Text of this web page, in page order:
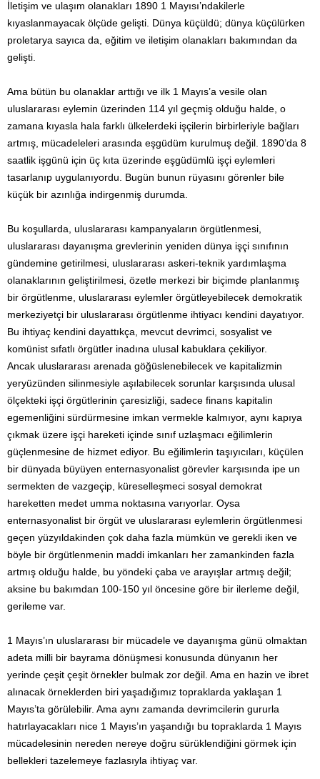
İletişim ve ulaşım olanakları 1890 1 Mayısı’ndakilerle
kıyaslanmayacak ölçüde gelişti. Dünya küçüldü; dünya küçülürken
proletarya sayıca da, eğitim ve iletişim olanakları bakımından da
gelişti.
Ama bütün bu olanaklar arttığı ve ilk 1 Mayıs’a vesile olan
uluslararası eylemin üzerinden 114 yıl geçmiş olduğu halde, o
zamana kıyasla hala farklı ülkelerdeki işçilerin birbirleriyle bağları
artmış, mücadeleleri arasında eşgüdüm kurulmuş değil. 1890’da 8
saatlik işgünü için üç kıta üzerinde eşgüdümlü işçi eylemleri
tasarlanıp uygulanıyordu. Bugün bunun rüyasını görenler bile
küçük bir azınlığa indirgenmiş durumda.
Bu koşullarda, uluslararası kampanyaların örgütlenmesi,
uluslararası dayanışma grevlerinin yeniden dünya işçi sınıfının
gündemine getirilmesi, uluslararası askeri-teknik yardımlaşma
olanaklarının geliştirilmesi, özetle merkezi bir biçimde planlanmış
bir örgütlenme, uluslararası eylemler örgütleyebilecek demokratik
merkeziyetçi bir uluslararası örgütlenme ihtiyacı kendini dayatıyor.
Bu ihtiyaç kendini dayattıkça, mevcut devrimci, sosyalist ve
komünist sıfatlı örgütler inadına ulusal kabuklara çekiliyor.
Ancak uluslararası arenada göğüslenebilecek ve kapitalizmin
yeryüzünden silinmesiyle aşılabilecek sorunlar karşısında ulusal
ölçekteki işçi örgütlerinin çaresizliği, sadece finans kapitalin
egemenliğini sürdürmesine imkan vermekle kalmıyor, aynı kapıya
çıkmak üzere işçi hareketi içinde sınıf uzlaşmacı eğilimlerin
güçlenmesine de hizmet ediyor. Bu eğilimlerin taşıyıcıları, küçülen
bir dünyada büyüyen enternasyonalist görevler karşısında ipe un
sermekten de vazgeçip, küreselleşmeci sosyal demokrat
hareketten medet umma noktasına varıyorlar. Oysa
enternasyonalist bir örgüt ve uluslararası eylemlerin örgütlenmesi
geçen yüzyıldakinden çok daha fazla mümkün ve gerekli iken ve
böyle bir örgütlenmenin maddi imkanları her zamankinden fazla
artmış olduğu halde, bu yöndeki çaba ve arayışlar artmış değil;
aksine bu bakımdan 100-150 yıl öncesine göre bir ilerleme değil,
gerileme var.
1 Mayıs’ın uluslararası bir mücadele ve dayanışma günü olmaktan
adeta milli bir bayrama dönüşmesi konusunda dünyanın her
yerinde çeşit çeşit örnekler bulmak zor değil. Ama en hazin ve ibret
alınacak örneklerden biri yaşadığımız topraklarda yaklaşan 1
Mayıs’ta görülebilir. Ama aynı zamanda devrimcilerin gururla
hatırlayacakları nice 1 Mayıs’ın yaşandığı bu topraklarda 1 Mayıs
mücadelesinin nereden nereye doğru sürüklendiğini görmek için
bellekleri tazelemeye fazlasıyla ihtiyaç var.